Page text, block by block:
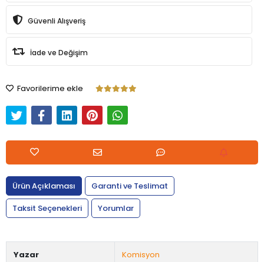
Güvenli Alışveriş
İade ve Değişim
Favorilerime ekle
Ürün Açıklaması
Garanti ve Teslimat
Taksit Seçenekleri
Yorumlar
Yazar Komisyon